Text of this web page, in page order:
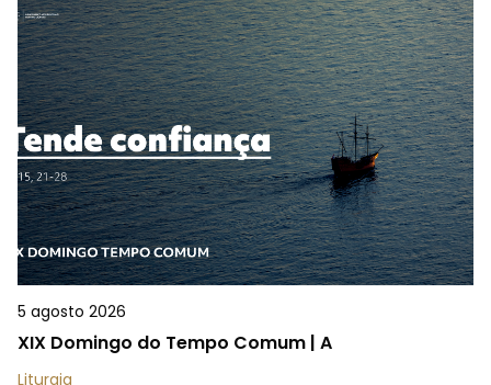
5 agosto 2026
XIX Domingo do Tempo Comum | A
Liturgia